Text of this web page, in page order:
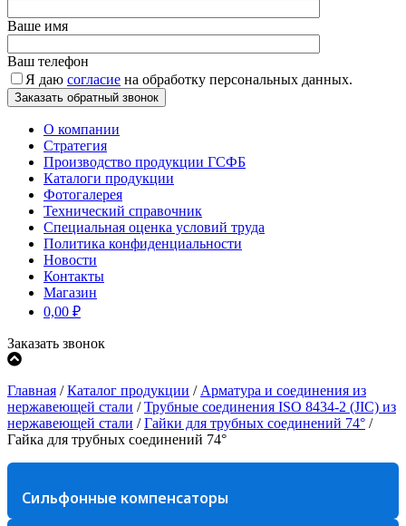
Ваше имя
Ваш телефон
Я даю согласие на обработку персональных данных.
О компании
Стратегия
Производство продукции ГСФБ
Каталоги продукции
Фотогалерея
Технический справочник
Специальная оценка условий труда
Политика конфиденциальности
Новости
Контакты
Магазин
0,00 ₽
Заказать звонок
Главная /Каталог продукции / Арматура и соединения из
нержавеющей стали /Трубные соединения ISO 8434-2 (JIC) из
нержавеющей стали /Гайки для трубных соединений 74° /
Гайка для трубных соединений 74°
Сильфонные компенсаторы